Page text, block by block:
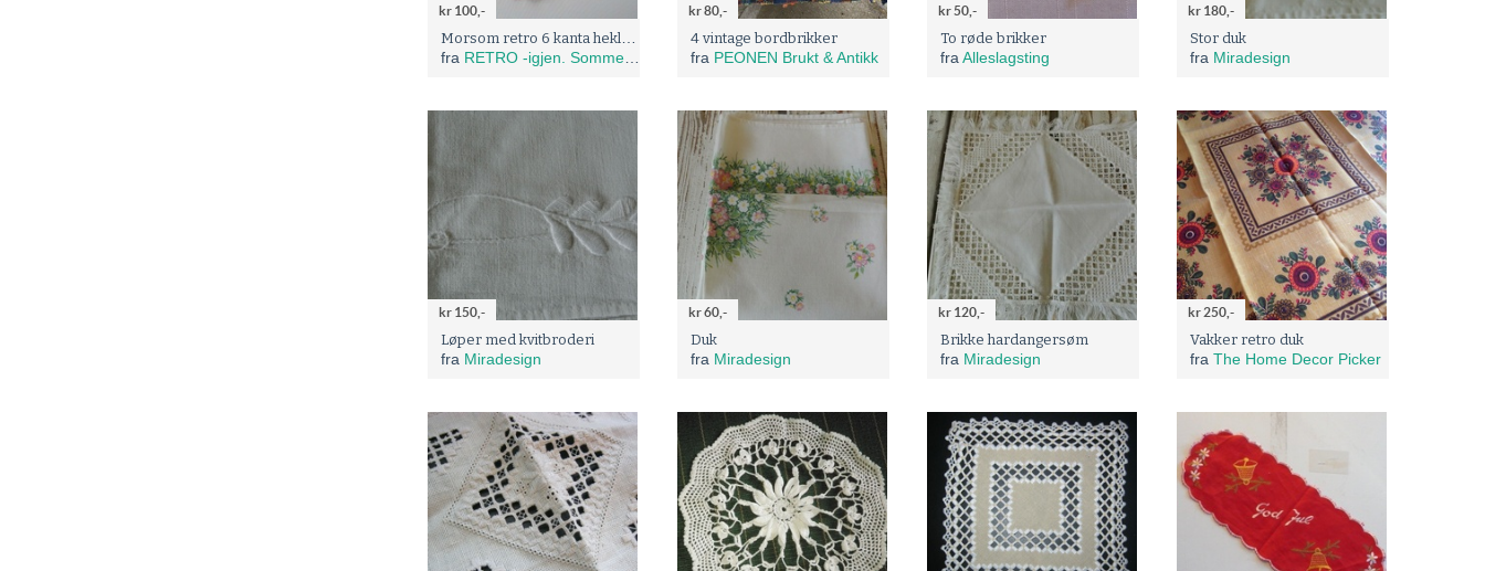
kr 100,-
fra RETRO -igjen. Sommer salg 20% !
kr 80,-
4 vintage bordbrikker
fra PEONEN Brukt & Antikk
kr 50,-
To røde brikker
fra Alleslagsting
kr 180,-
Stor duk
fra Miradesign
kr 150,-
Løper med kvitbroderi
fra Miradesign
kr 60,-
Duk
fra Miradesign
kr 120,-
Brikke hardangersøm
fra Miradesign
kr 250,-
Vakker retro duk
fra The Home Decor Picker